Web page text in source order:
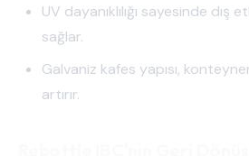
UV dayanıklılığı sayesinde dış
sağlar.
Galvaniz kafes yapısı,
artırır.